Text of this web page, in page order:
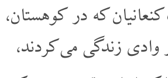
که در کوهستان،
زندگی می کردند،